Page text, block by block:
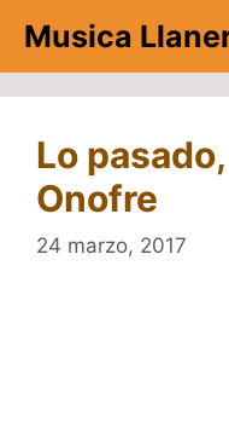
contenido
Musica
Lo
Onofre
24 marzo, 2017